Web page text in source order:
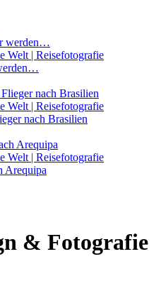
Welt | Reisefotografie
Welt | Reisefotografie
nach Brasilien
Welt | Reisefotografie
Arequipa
& Fotografie